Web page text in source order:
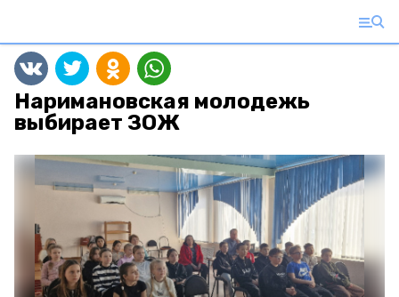
Наримановская молодежь
выбирает ЗОЖ